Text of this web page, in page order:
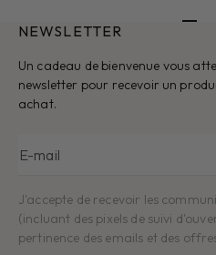
NEWSLETTER
Un cadeau de bienvenue vous
newsletter pour recevoir un
achat.
E-mail
J'accepte de recevoir les
(incluant des pixels de suivi
pertinence des emails et des